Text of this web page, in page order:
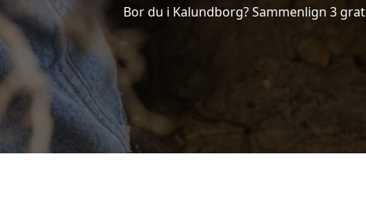
Bor du i Kalundborg? Sammenlign 3